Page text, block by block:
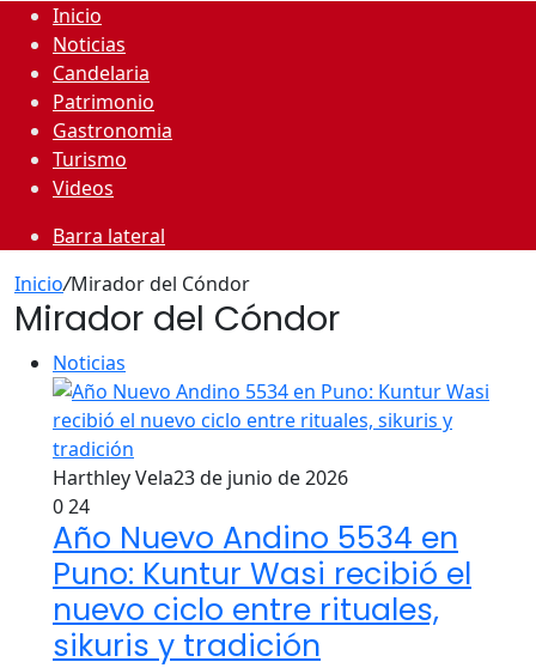
Inicio
Noticias
Candelaria
Patrimonio
Gastronomia
Turismo
Videos
Barra lateral
Inicio/Mirador del Cóndor
Mirador del Cóndor
Noticias
Harthley Vela23 de junio de 2026
024
Año Nuevo Andino 5534 en
Puno: Kuntur Wasi recibió el
nuevo ciclo entre rituales,
sikuris y tradición